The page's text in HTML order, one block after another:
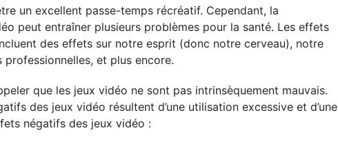
un excellent passe-temps récréatif. Cependant, la
peut entraîner plusieurs problèmes pour la santé. Les effets
des effets sur notre esprit (donc notre cerveau), notre
et plus encore.
que les jeux vidéo ne sont pas intrinsèquement mauvais.
des jeux vidéo résultent d’une utilisation excessive et d’une
négatifs des jeux vidéo :